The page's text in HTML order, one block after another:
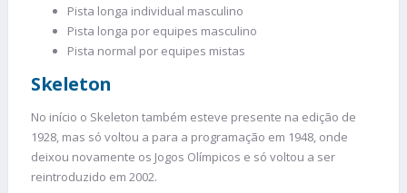
Pista longa individual masculino
Pista longa por equipes masculino
Pista normal por equipes mistas
Skeleton
No início o Skeleton também esteve presente na edição de
1928, mas só voltou a para a programação em 1948, onde
deixou novamente os Jogos Olímpicos e só voltou a ser
reintroduzido em 2002.